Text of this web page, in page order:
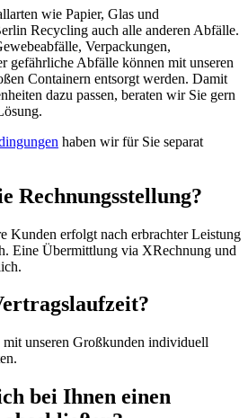
wie Papier, Glas und
Recycling auch alle anderen Abfälle.
Verpackungen,
gefährliche Abfälle können mit unseren
Containern entsorgt werden. Damit
dazu passen, beraten wir Sie gern
haben wir für Sie separat
Rechnungsstellung?
Kunden erfolgt nach erbrachter Leistung
Eine Übermittlung via XRechnung und
unseren Großkunden individuell
bei Ihnen einen